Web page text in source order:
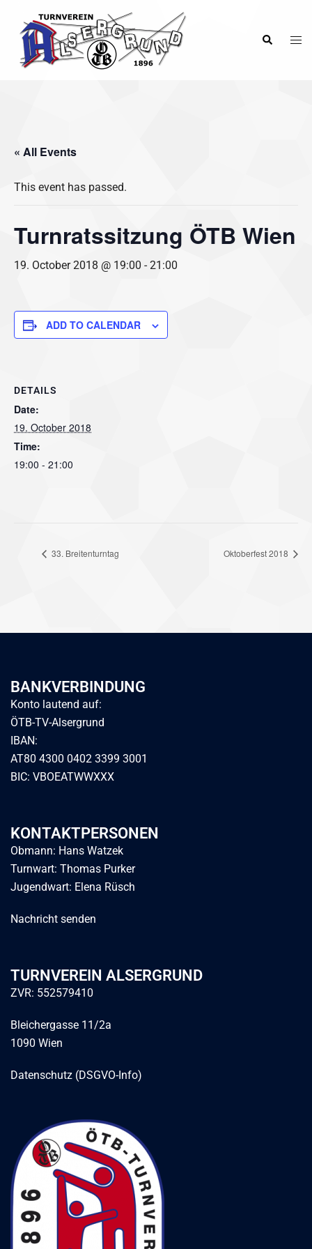
content
Search
« All Events
This event has passed.
Turnratssitzung ÖTB Wien
19. October 2018 @ 19:00 -21:00
ADD TO CALENDAR
DETAILS
Date:
19. October 2018
Time:
19:00 - 21:00
33. Breitenturntag Oktoberfest 2018
BANKVERBINDUNG
Konto lautend auf:
ÖTB-TV-Alsergrund
IBAN:
AT80 4300 0402 3399 3001
BIC: VBOEATWWXXX
KONTAKTPERSONEN
Obmann: Hans Watzek
Turnwart: Thomas Purker
Jugendwart: Elena Rüsch
Nachricht senden
TURNVEREIN ALSERGRUND
ZVR: 552579410
Bleichergasse 11/2a
1090 Wien
Datenschutz (DSGVO-Info)